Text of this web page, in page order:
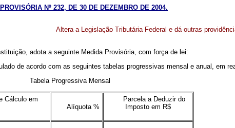
Nº 232, DE 30 DE DEZEMBRO DE 2004.
Altera a Legislação Tributária Federal e dá outras
adota a seguinte Medida Provisória, com força de lei:
de acordo com as seguintes tabelas progressivas mensal e anual, em
Tabela Progressiva Mensal
Cálculo em
Alíquota %
Parcela a Deduzir do
Imposto em R$